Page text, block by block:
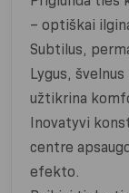
– optiškai
Subtilus,
Lygus,
užtikrina
Inovatyvi
centre
efekto.